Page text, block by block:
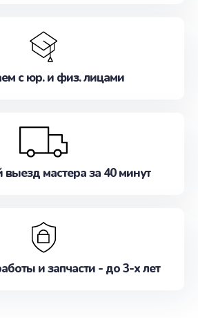
с юр. и физ. лицами
выезд мастера за 40 минут
и запчасти - до 3-х лет